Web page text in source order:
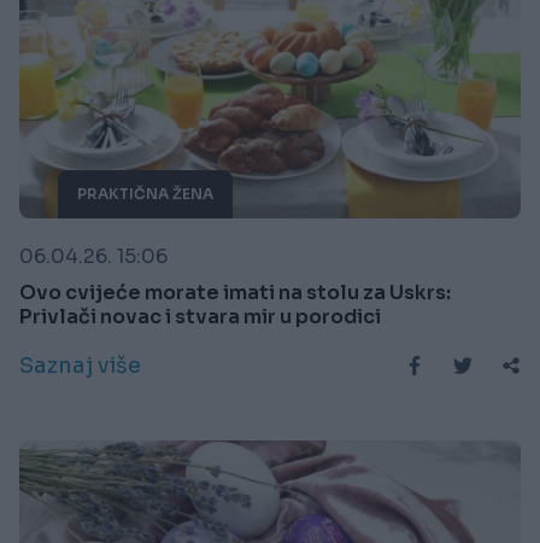
PRAKTIČNA ŽENA
06.04.26. 15:06
Ovo cvijeće morate imati na stolu za Uskrs:
Privlači novac i stvara mir u porodici
Saznaj više